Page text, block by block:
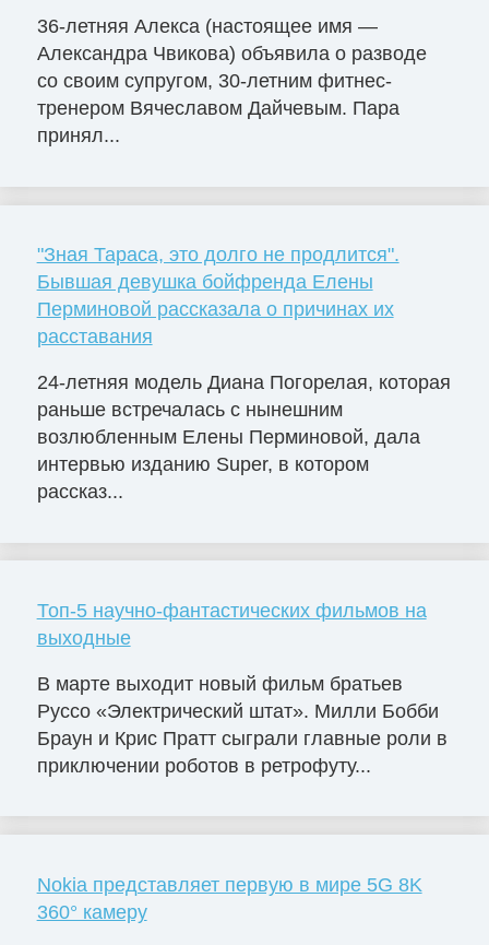
36-летняя Алекса (настоящее имя —
Александра Чвикова) объявила о разводе
со своим супругом, 30-летним фитнес-
тренером Вячеславом Дайчевым. Пара
принял...
"Зная Тараса, это долго не продлится".
Бывшая девушка бойфренда Елены
Перминовой рассказала о причинах их
расставания
24-летняя модель Диана Погорелая, которая
раньше встречалась с нынешним
возлюбленным Елены Перминовой, дала
интервью изданию Super, в котором
рассказ...
Топ-5 научно-фантастических фильмов на
выходные
В марте выходит новый фильм братьев
Руссо «Электрический штат». Милли Бобби
Браун и Крис Пратт сыграли главные роли в
приключении роботов в ретрофуту...
Nokia представляет первую в мире 5G 8K
360° камеру